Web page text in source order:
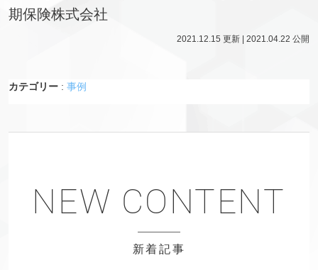
期保険株式会社
2021.12.15 更新 | 2021.04.22 公開
カテゴリー : 事例
新着記事